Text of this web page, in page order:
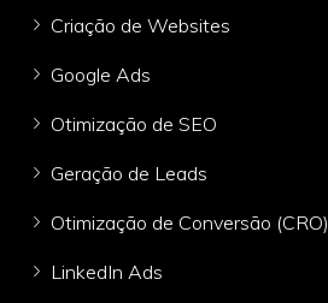
Criação de Websites
Google Ads
Otimização de SEO
Geração de Leads
Otimização de Conversão (CRO)
LinkedIn Ads